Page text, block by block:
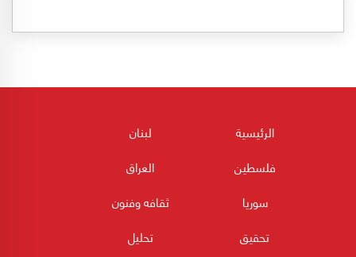
الرئيسية
لبنان
فلسطين
العراق
سوريا
ثقافه وفنون
تحقيق
تحليل